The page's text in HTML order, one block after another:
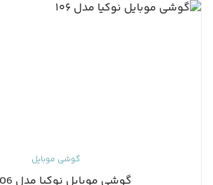
گوشی موبایل
گوشی موبایل نوکیا مدل 106 FA